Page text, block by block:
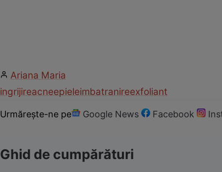
Ariana Maria
ingrijireacneepieleimbatranireexfoliant
Urmărește-ne pe Google News Facebook
Ghid de cumpărături